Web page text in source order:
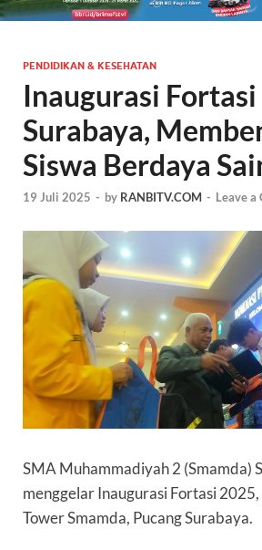
PENDIDIKAN & KESEHATAN
Inaugurasi Fortasi
Surabaya,
Siswa Berdaya
19 Juli 2025 - by RANBITV.COM - Leave a
SMA Muhammadiyah 2 (Smamda)
menggelar Inaugurasi Fortasi
Tower Smamda, Pucang Surabaya.